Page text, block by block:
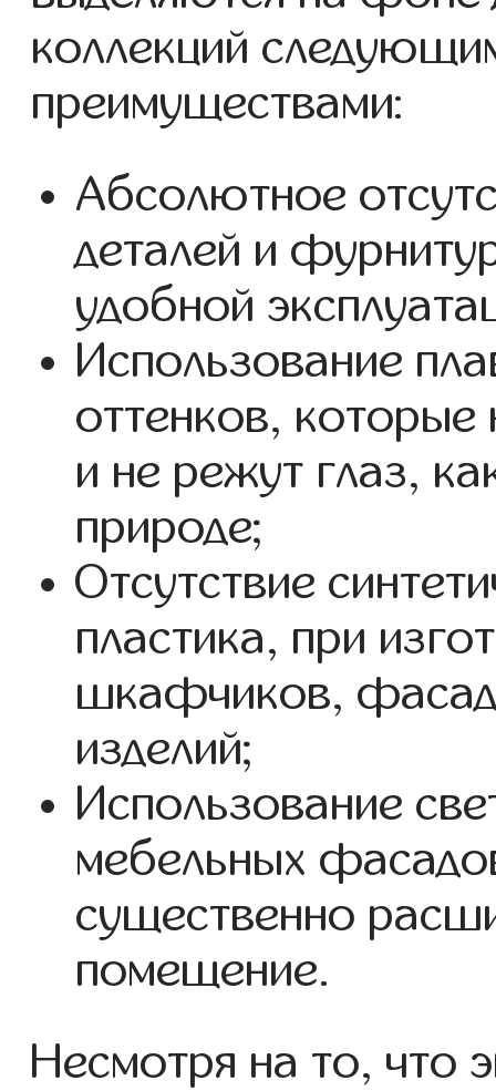
коллекций
преимуществами:
Абсолютное
деталей и
удобной
Использование
оттенков,
и не режут глаз,
природе;
Отсутствие
пластика, при
шкафчиков,
изделий;
Использование
мебельных
существенно
помещение.
Несмотря на то, что